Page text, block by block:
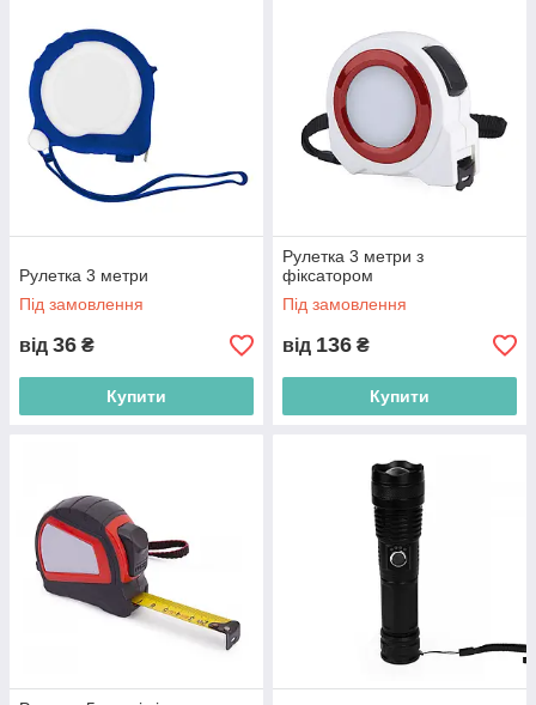
Рулетка 3 метри
Під замовлення
від 36 ₴
Купити
Рулетка 3 метри з
фіксатором
Під замовлення
від 136 ₴
Купити